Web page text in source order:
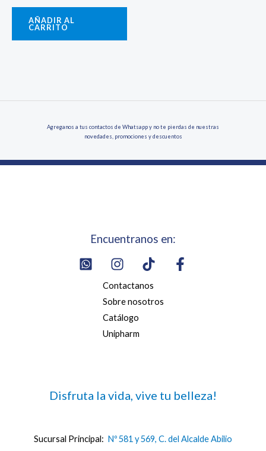
AÑADIR AL
CARRITO
Agreganos a tus contactos de Whatsapp y no te pierdas de nuestras
novedades, promociones y descuentos
Encuentranos en:
Contactanos
Sobre nosotros
Catálogo
Unipharm
Disfruta la vida, vive tu belleza!
Sucursal Principal: Nº 581 y 569, C. del Alcalde Abilio